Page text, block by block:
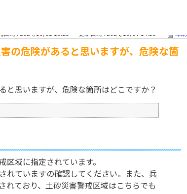
日時 : 2024/10/31 13:25 更新日時 : 2024/11/07 14:13 印刷
の危険があると思いますが、危険な箇
と思いますが、危険な箇所はどこですか？
域に指定されています。
れていますの確認してください。また、兵
れており、土砂災害警戒区域はこちらでも